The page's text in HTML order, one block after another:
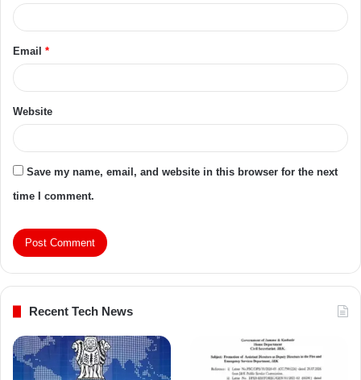
Email *
Website
Save my name, email, and website in this browser for the next
time I comment.
Recent Tech News